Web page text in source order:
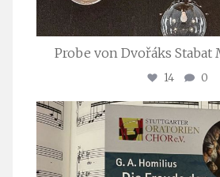
Probe von Dvořáks Stabat
14 0
Nov. 29